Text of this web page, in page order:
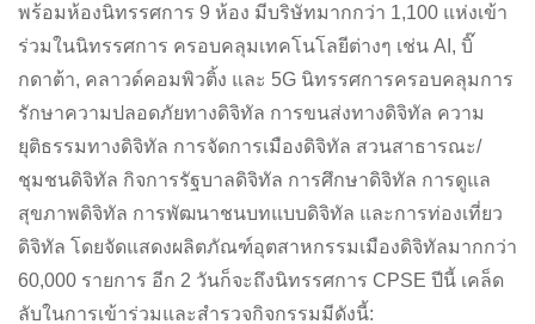
พร้อมห้องนิทรรศการ 9 ห้อง มีบริษัทมากกว่า 1,100 แห่งเข้า
ร่วมในนิทรรศการ ครอบคลุมเทคโนโลยีต่างๆ เช่น AI, บิ๊
กดาต้า, คลาวด์คอมพิวติ้ง และ 5G นิทรรศการครอบคลุมการ
รักษาความปลอดภัยทางดิจิทัล การขนส่งทางดิจิทัล ความ
ยุติธรรมทางดิจิทัล การจัดการเมืองดิจิทัล สวนสาธารณะ/
ชุมชนดิจิทัล กิจการรัฐบาลดิจิทัล การศึกษาดิจิทัล การดูแล
สุขภาพดิจิทัล การพัฒนาชนบทแบบดิจิทัล และการท่องเที่ยว
ดิจิทัล โดยจัดแสดงผลิตภัณฑ์อุตสาหกรรมเมืองดิจิทัลมากกว่า
60,000 รายการ อีก 2 วันก็จะถึงนิทรรศการ CPSE ปีนี้ เคล็ด
ลับในการเข้าร่วมและสำรวจกิจกรรมมีดังนี้: